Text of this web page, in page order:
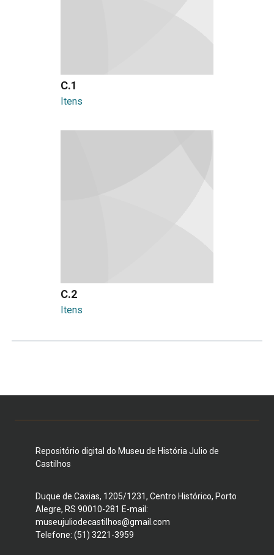
C.1
Itens
C.2
Itens
Repositório digital do Museu de História Julio de
Castilhos
Duque de Caxias, 1205/1231, Centro Histórico, Porto
Alegre, RS 90010-281 E-mail:
museujuliodecastilhos@gmail.com
Telefone: (51) 3221-3959